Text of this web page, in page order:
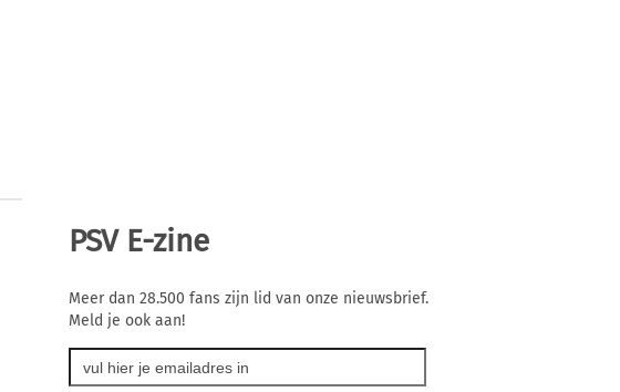
PSV E-zine
Meer dan 28.500 fans zijn lid van onze nieuwsbrief.
Meld je ook aan!